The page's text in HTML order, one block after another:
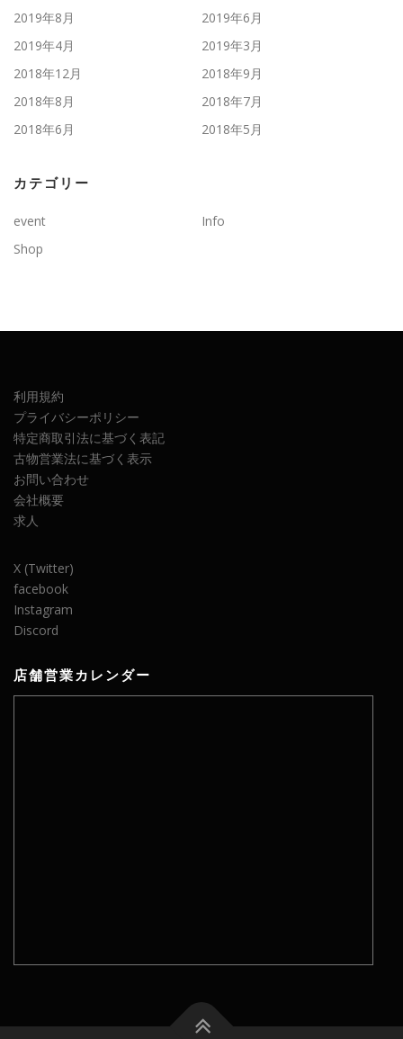
2019年8月
2019年6月
2019年4月
2019年3月
2018年12月
2018年9月
2018年8月
2018年7月
2018年6月
2018年5月
カテゴリー
event
Info
Shop
利用規約
プライバシーポリシー
特定商取引法に基づく表記
古物営業法に基づく表示
お問い合わせ
会社概要
求人
X (Twitter)
facebook
Instagram
Discord
店舗営業カレンダー